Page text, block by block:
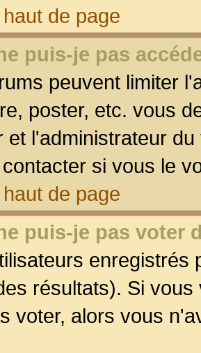
de page
puis-je pas
peuvent limiter
poster, etc. vous
et l'administrateur
si vous le
de page
puis-je pas voter
enregistrés
résultats). Si
voter, alors vous